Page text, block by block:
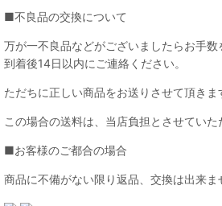
■不良品の交換について
万が一不良品などがございましたらお手
到着後14日以内にご連絡ください。
ただちに正しい商品をお送りさせて頂きま
この場合の送料は、当店負担とさせていた
■お客様のご都合の場合
商品に不備がない限り返品、交換は出来ま